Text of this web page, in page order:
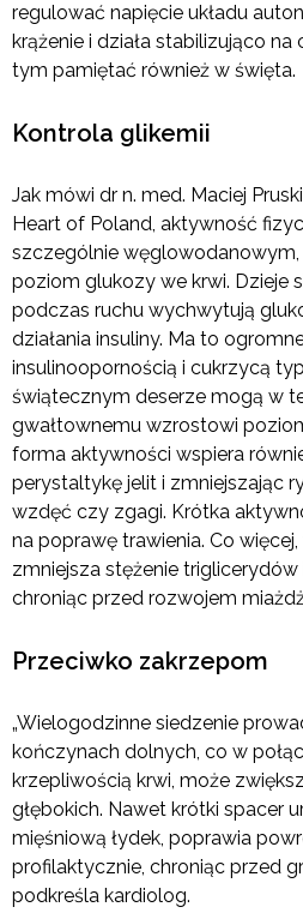
regulować napięcie układu
krążenie i działa stabilizująco na
tym pamiętać również w święta.
Kontrola glikemii
Jak mówi dr n. med. Maciej
Heart of Poland, aktywność
szczególnie węglowodanowym,
poziom glukozy we krwi. Dzieje
podczas ruchu wychwytują
działania insuliny. Ma to
insulinoopornością i cukrzycą
świątecznym deserze mogą w
gwałtownemu wzrostowi
forma aktywności wspiera
perystaltykę jelit i zmniejszając
wzdęć czy zgagi. Krótka
na poprawę trawienia. Co
zmniejsza stężenie
chroniąc przed rozwojem
Przeciwko zakrzepom
„Wielogodzinne siedzenie
kończynach dolnych, co w
krzepliwością krwi, może
głębokich. Nawet krótki spacer
mięśniową łydek, poprawia
profilaktycznie, chroniąc przed
podkreśla kardiolog.